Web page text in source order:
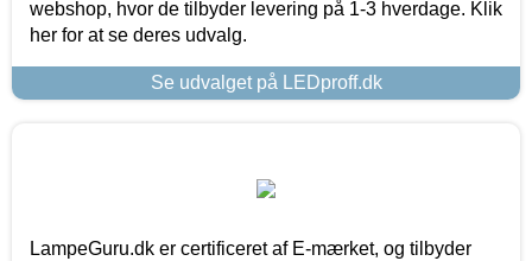
webshop, hvor de tilbyder levering på 1-3 hverdage. Klik
her for at se deres udvalg.
Se udvalget på LEDproff.dk
LampeGuru.dk er certificeret af E-mærket, og tilbyder